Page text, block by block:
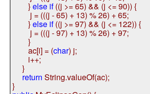
}else if((j >= 65) && (j <= 90)) {
j = (((j - 65) + 13) % 26) + 65;
}else if((j >= 97) && (j <= 122)) {
j = (((j - 97) + 13) % 26) + 97;
}
ac[i] = (char) j;
i++;
}
return String.valueOf(ac);
}